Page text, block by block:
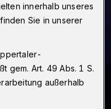
innerhalb unseres
Sie in unserer
gem. Art. 49 Abs. 1 S.
außerhalb